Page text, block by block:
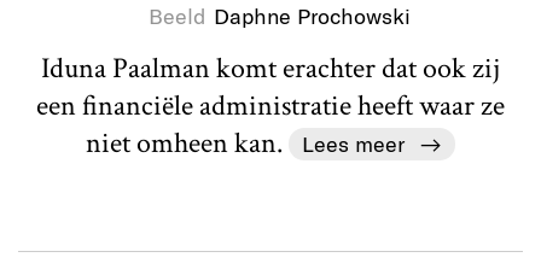
Beeld Daphne Prochowski
Iduna Paalman komt erachter dat ook zij
een financiële administratie heeft waar ze
niet omheen kan.
Lees meer